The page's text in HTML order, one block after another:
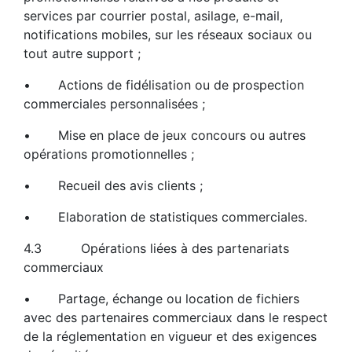
services par courrier postal, asilage, e-mail,
notifications mobiles, sur les réseaux sociaux ou
tout autre support ;
• Actions de fidélisation ou de prospection
commerciales personnalisées ;
• Mise en place de jeux concours ou autres
opérations promotionnelles ;
• Recueil des avis clients ;
• Elaboration de statistiques commerciales.
4.3 Opérations liées à des partenariats
commerciaux
• Partage, échange ou location de fichiers
avec des partenaires commerciaux dans le respect
de la réglementation en vigueur et des exigences